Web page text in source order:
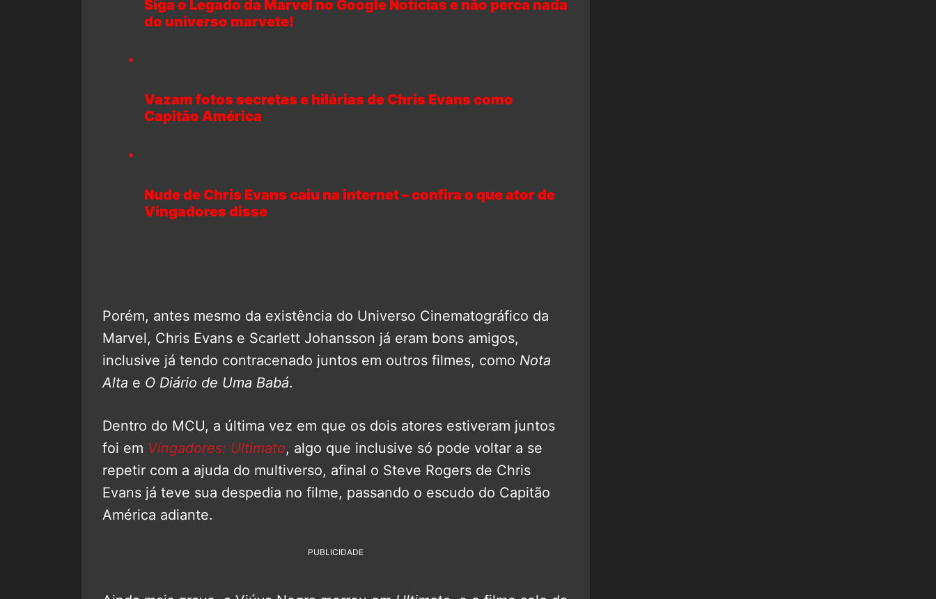
Siga o Legado da Marvel no Google Notícias e não perca nada
do universo marvete!
Vazam fotos secretas e hilárias de Chris Evans como
Capitão América
Nude de Chris Evans caiu na internet – confira o que ator de
Vingadores disse
Porém, antes mesmo da existência do Universo Cinematográfico da
Marvel, Chris Evans e Scarlett Johansson já eram bons amigos,
inclusive já tendo contracenado juntos em outros filmes, como Nota
Alta e O Diário de Uma Babá.
Dentro do MCU, a última vez em que os dois atores estiveram juntos
foi em Vingadores: Ultimato, algo que inclusive só pode voltar a se
repetir com a ajuda do multiverso, afinal o Steve Rogers de Chris
Evans já teve sua despedia no filme, passando o escudo do Capitão
América adiante.
PUBLICIDADE